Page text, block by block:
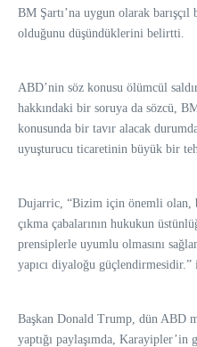
BM Şartı’na uygun olarak
olduğunu düşündüklerini belirtti.
ABD’nin söz konusu ölümcül
hakkındaki bir soruya da sözcü,
konusunda bir tavır alacak
uyuşturucu ticaretinin büyük bir
Dujarric, “Bizim için önemli olan,
çıkma çabalarının hukukun
prensiplerle uyumlu olmasını
yapıcı diyaloğu güçlendirmesidir.”
Başkan Donald Trump, dün ABD
yaptığı paylaşımda, Karayipler’in